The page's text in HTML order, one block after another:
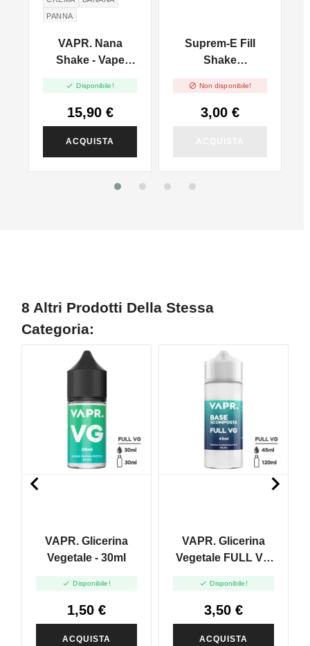
PANNA
VAPR. Nana
Shake - Vape
 Disponibile!
15,90 €
ACQUISTA
Suprem-E Fill
Shake
Base 70/30 - 10ml
 Non disponibile!
3,00 €
8 Altri Prodotti Della Stessa
Categoria:
VAPR. Glicerina
Vegetale - 30ml
 Disponibile!
1,50 €
ACQUISTA
VAPR. Glicerina
Vegetale FULL VG
 Disponibile!
3,50 €
ACQUISTA
 